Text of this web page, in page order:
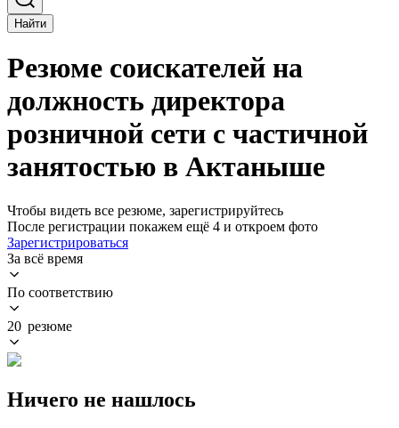
Найти
Резюме соискателей на
должность директора
розничной сети с частичной
занятостью в Актаныше
Чтобы видеть все резюме, зарегистрируйтесь
После регистрации покажем ещё 4 и откроем фото
Зарегистрироваться
За всё время
По соответствию
20 резюме
Ничего не нашлось